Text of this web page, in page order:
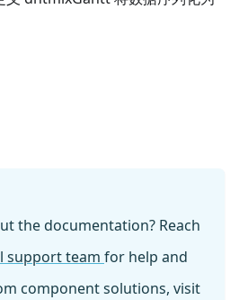
the documentation? Reach
support team for help and
component solutions, visit